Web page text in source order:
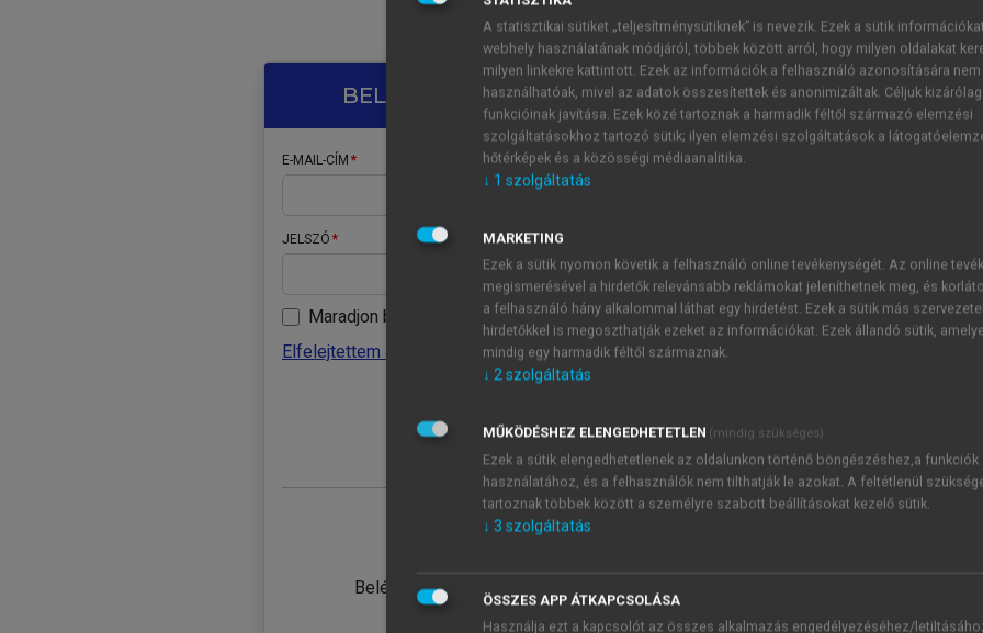
BELÉPÉS SAJÁT FIÓKKAL
E-MAIL-CÍM
JELSZÓ
Maradjon belépve
Elfelejtettem a jelszavamat
Belépés intézményi azonosítóval
ÚJ FIÓK
1 óra
JELSZÓ
Kérek értesítést a MeRSZ
Kérek értesítést az
A statisztikai sütiket „teljesítménysütiknek” is nevezik. Ezek a sütik
webhely használatának módjáról, többek között arról, hogy milyen oldalakat
milyen linkekre kattintott. Ezek az információk a felhasználó azonosítására nem
használhatóak, mivel az adatok összesítettek és anonimizáltak. Céljuk
funkcióinak javítása. Ezek közé tartoznak a harmadik féltől származó elemzési
szolgáltatásokhoz tartozó sütik; ilyen elemzési szolgáltatások a
hőtérképek és a közösségi médiaanalitika.
↓ 1 szolgáltatás
MARKETING
Ezek a sütik nyomon követik a felhasználó online tevékenységét. Az online
megismerésével a hirdetők relevánsabb reklámokat jeleníthetnek meg, és
a felhasználó hány alkalommal láthat egy hirdetést. Ezek a sütik más
hirdetőkkel is megoszthatják ezeket az információkat. Ezek állandó sütik,
mindig egy harmadik féltől származnak.
↓ 2szolgáltatás
MŰKÖDÉSHEZ ELENGEDHETETLEN (mindig szükséges)
Ezek a sütik elengedhetetlenek az oldalunkon történő böngészéshez,a funkciók
használatához, és a felhasználók nem tilthatják le azokat. A feltétlenül
tartoznak többek között a személyre szabott beállításokat kezelő sütik.
↓ 3 szolgáltatás
ÖSSZES APP ÁTKAPCSOLÁSA
Használja ezt a kapcsolót az összes alkalmazás engedélyezéséhez/